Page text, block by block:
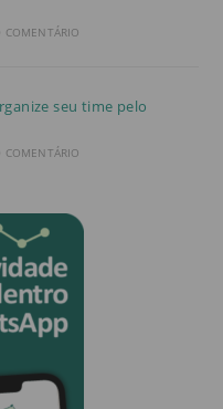
COMENTÁRIO
seu time pelo
COMENTÁRIO